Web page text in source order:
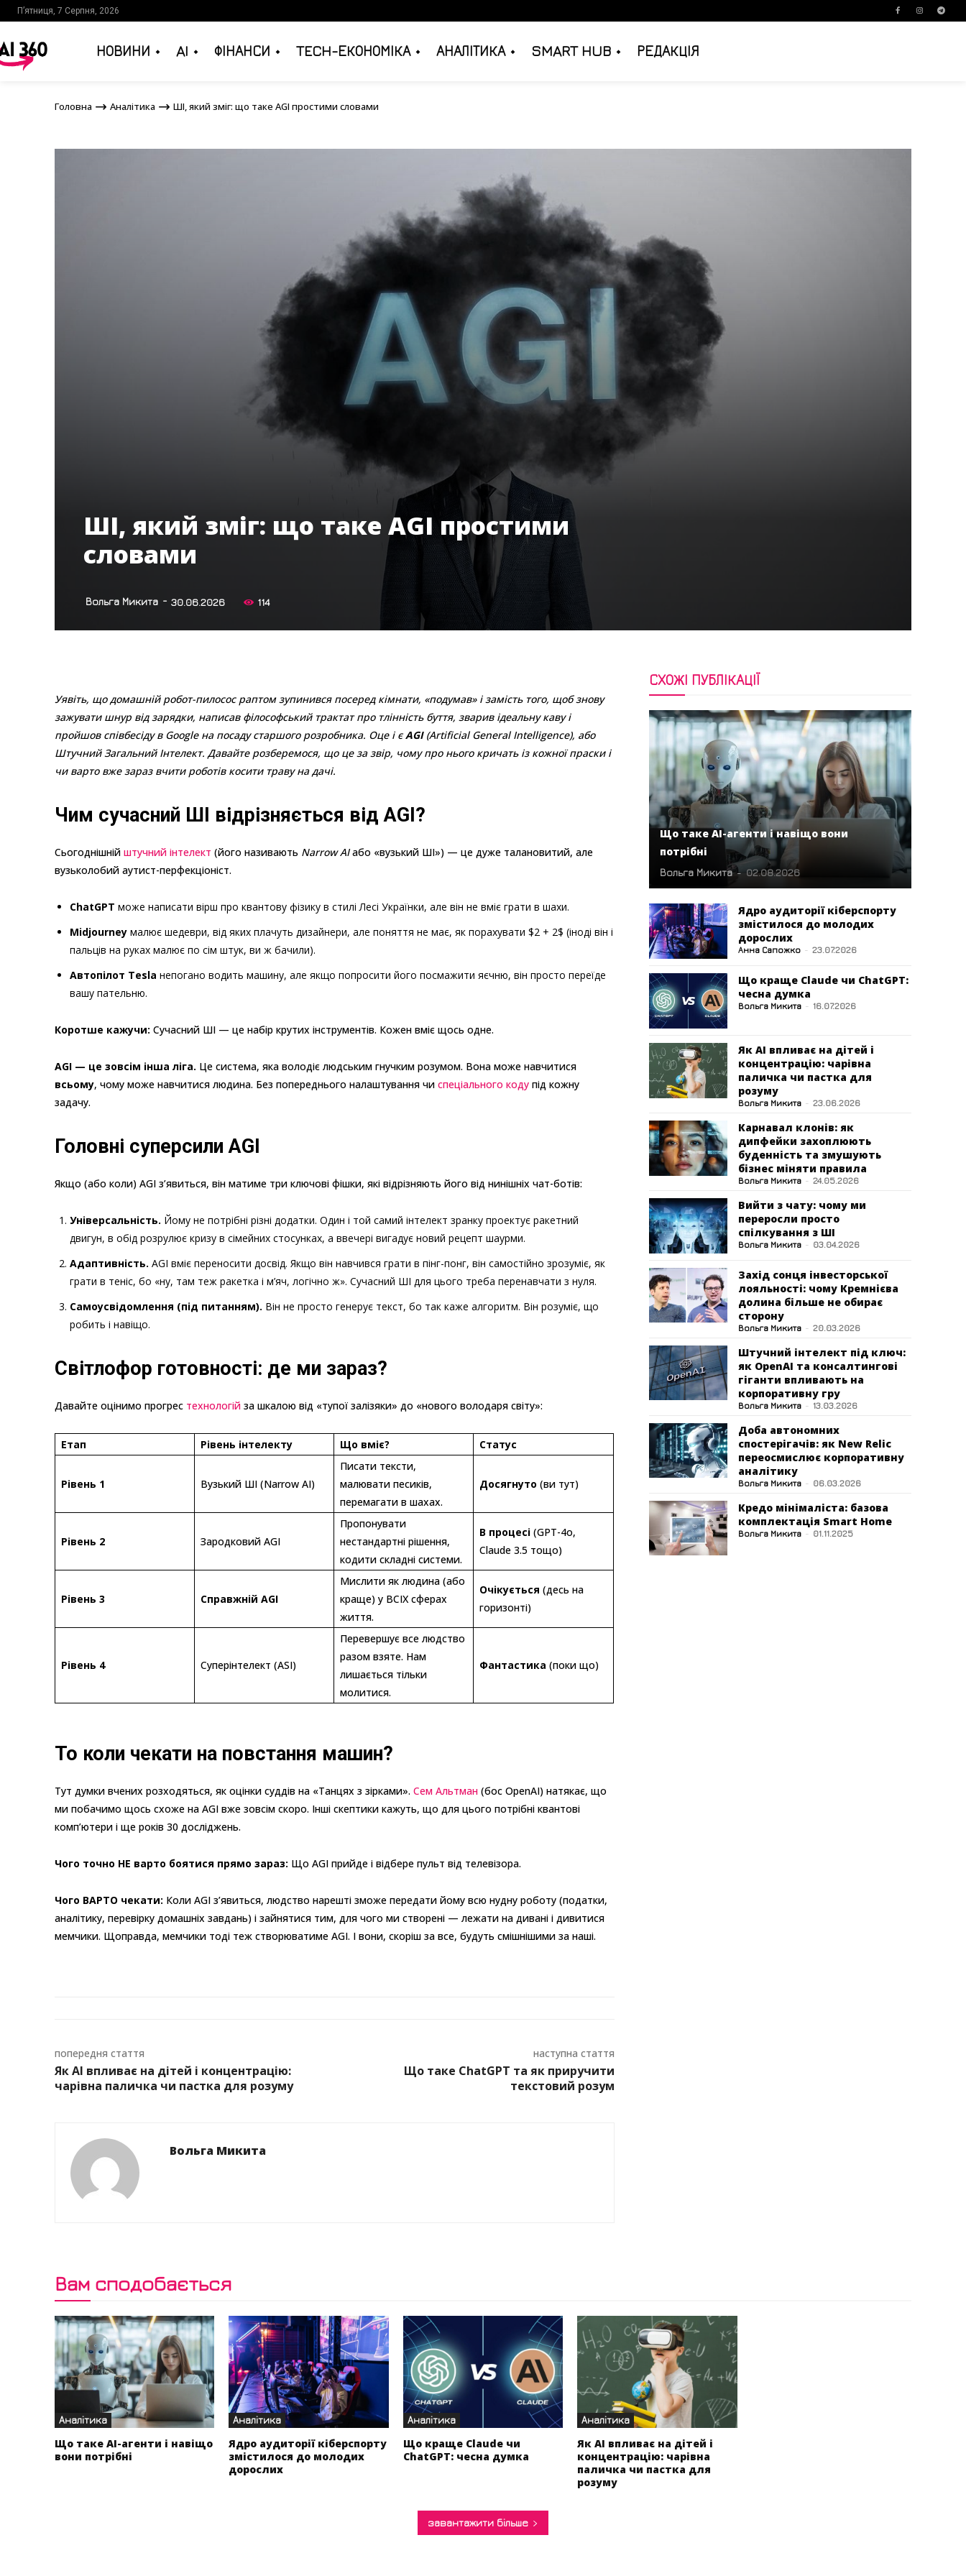
П’ятниця, 7 Серпня, 2026
НОВИНИ AI ФІНАНСИ TECH-ЕКОНОМІКА АНАЛІТИКА SMART HUB РЕДАКЦІЯ
Головна Аналітика ШІ, який зміг: що таке AGI простими словами
Головна Аналітика ШІ, який зміг: що таке AGI простими словами
ШІ, який зміг: що таке AGI простими
словами
Вольга Микита - 30.06.2026 114
Уявіть, що домашній робот-пилосос раптом зупинився посеред кімнати, «подумав» і замість того, щоб знову
зажувати шнур від зарядки, написав філософський трактат про тлінність буття, зварив ідеальну каву і
пройшов співбесіду в Google на посаду старшого розробника. Оце і єAGI(Artificial General Intelligence), або
Штучний Загальний Інтелект. Давайте розберемося, що це за звір, чому про нього кричать із кожної праски і
чи варто вже зараз вчити роботів косити траву на дачі.
Чим сучасний ШІ відрізняється від AGI?
Сьогоднішній штучний інтелект (його називають Narrow AIабо «вузький ШІ») — це дуже талановитий, але
вузьколобий аутист-перфекціоніст.
ChatGPT може написати вірш про квантову фізику в стилі Лесі Українки, але він не вміє грати в шахи.
Midjourney малює шедеври, від яких плачуть дизайнери, але поняття не має, як порахувати $2 + 2$ (іноді він і
пальців на руках малює по сім штук, ви ж бачили).
Автопілот Tesla непогано водить машину, але якщо попросити його посмажити яєчню, він просто переїде
вашу пательню.
Коротше кажучи: Сучасний ШІ — це набір крутих інструментів. Кожен вміє щось одне.
AGI — це зовсім інша ліга. Це система, яка володіє людським гнучким розумом. Вона може навчитися
всьому, чому може навчитися людина. Без попереднього налаштування чи спеціального коду під кожну
задачу.
Головні суперсили AGI
Якщо (або коли) AGI з’явиться, він матиме три ключові фішки, які відрізняють його від нинішніх чат-ботів:
Універсальність. Йому не потрібні різні додатки. Один і той самий інтелект зранку проектує ракетний
двигун, в обід розрулює кризу в сімейних стосунках, а ввечері вигадує новий рецепт шаурми.
Адаптивність. AGI вміє переносити досвід. Якщо він навчився грати в пінг-понг, він самостійно зрозуміє, як
грати в теніс, бо «ну, там теж ракетка і м’яч, логічно ж». Сучасний ШІ для цього треба перенавчати з нуля.
Самоусвідомлення (під питанням). Він не просто генерує текст, бо так каже алгоритм. Він розуміє, що
робить і навіщо.
Світлофор готовності: де ми зараз?
Давайте оцінимо прогрес технологій за шкалою від «тупої залізяки» до «нового володаря світу»:
Етап Рівень інтелекту Що вміє? Статус
Рівень 1 Вузький ШІ (Narrow AI)
Писати тексти,
малювати песиків,
перемагати в шахах.
Досягнуто (ви тут)
Рівень 2 Зародковий AGI
Пропонувати
нестандартні рішення,
кодити складні системи.
В процесі (GPT-4o,
Claude 3.5 тощо)
Рівень 3 Справжній AGI
Мислити як людина (або
краще) у ВСІХ сферах
життя.
Очікується (десь на
горизонті)
Рівень 4 Суперінтелект (ASI)
Перевершує все людство
разом взяте. Нам
лишається тільки
молитися.
Фантастика (поки що)
То коли чекати на повстання машин?
Тут думки вчених розходяться, як оцінки суддів на «Танцях з зірками». Сем Альтман (бос OpenAI) натякає, що
ми побачимо щось схоже на AGI вже зовсім скоро. Інші скептики кажуть, що для цього потрібні квантові
комп’ютери і ще років 30 досліджень.
Чого точно НЕ варто боятися прямо зараз: Що AGI прийде і відбере пульт від телевізора.
Чого ВАРТО чекати: Коли AGI з’явиться, людство нарешті зможе передати йому всю нудну роботу (податки,
аналітику, перевірку домашніх завдань) і зайнятися тим, для чого ми створені — лежати на дивані і дивитися
мемчики. Щоправда, мемчики тоді теж створюватиме AGI. І вони, скоріш за все, будуть смішнішими за наші.
попередня стаття
Як AI впливає на дітей і концентрацію:
чарівна паличка чи пастка для розуму
наступна стаття
Що таке ChatGPT та як приручити
текстовий розум
Вольга Микита
СХОЖІ ПУБЛІКАЦІЇ
Що таке AI-агенти і навіщо вони
потрібні
Вольга Микита - 02.08.2026
Ядро аудиторії кіберспорту
змістилося до молодих
дорослих
Анна Сапожко - 23.07.2026
Що краще Claude чи ChatGPT:
чесна думка
Вольга Микита - 16.07.2026
Як AI впливає на дітей і
концентрацію: чарівна
паличка чи пастка для
розуму
Вольга Микита - 23.06.2026
Карнавал клонів: як
дипфейки захоплюють
буденність та змушують
бізнес міняти правила
Вольга Микита - 24.05.2026
Вийти з чату: чому ми
переросли просто
спілкування з ШІ
Вольга Микита - 03.04.2026
Захід сонця інвесторської
лояльності: чому Кремнієва
долина більше не обирає
сторону
Вольга Микита - 20.03.2026
Штучний інтелект під ключ:
як OpenAI та консалтингові
гіганти впливають на
корпоративну гру
Вольга Микита - 13.03.2026
Доба автономних
спостерігачів: як New Relic
переосмислює корпоративну
аналітику
Вольга Микита - 06.03.2026
Кредо мінімаліста: базова
комплектація Smart Home
Вольга Микита - 01.11.2025
Вам сподобається
Аналітика
Що таке AI-агенти і навіщо
вони потрібні
Аналітика
Ядро аудиторії кіберспорту
змістилося до молодих
дорослих
Аналітика
Що краще Claude чи
ChatGPT: чесна думка
Аналітика
Як AI впливає на дітей і
концентрацію: чарівна
паличка чи пастка для
розуму
завантажити більше